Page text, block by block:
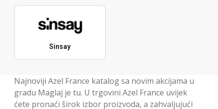
Sinsay
Najnoviji Azel France katalog sa novim akcijama u
gradu Maglaj je tu. U trgovini Azel France uvijek
ćete pronaći širok izbor proizvoda, a zahvaljujući